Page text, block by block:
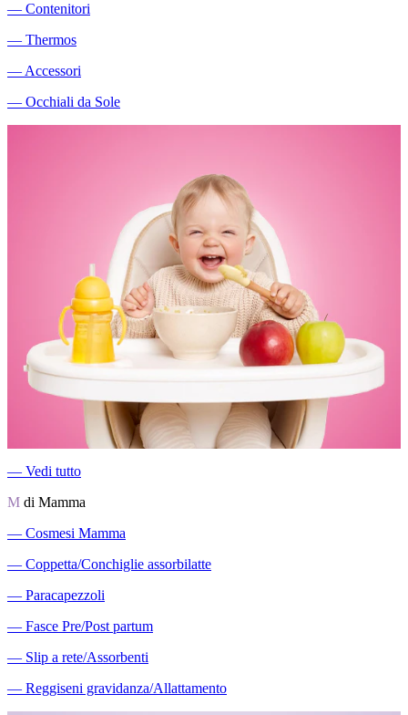
― Contenitori
― Thermos
― Accessori
― Occhiali da Sole
― Vedi tutto
M di Mamma
― Cosmesi Mamma
― Coppetta/Conchiglie assorbilatte
― Paracapezzoli
― Fasce Pre/Post partum
― Slip a rete/Assorbenti
― Reggiseni gravidanza/Allattamento